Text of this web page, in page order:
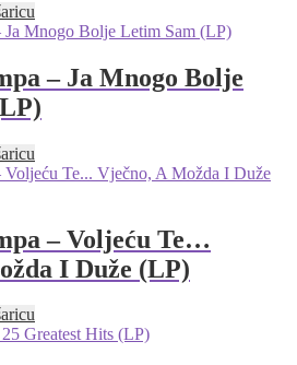
– Ja Mnogo Bolje
– Voljeću Te…
I Duže (LP)